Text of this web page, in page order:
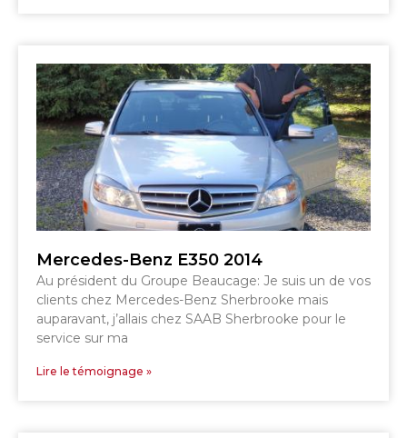
Mercedes-Benz E350 2014
Au président du Groupe Beaucage: Je suis un de vos
clients chez Mercedes-Benz Sherbrooke mais
auparavant, j’allais chez SAAB Sherbrooke pour le
service sur ma
Lire le témoignage »
MAGOG
DRUMMONDVILLE
COWANSVILLE
MAGOG
SHERBROOKE
ST-HYACINTHE
GRANBY
DRUMMONDVILLE
SHERBROOKE
GRANBY
ST-HYACINTHE